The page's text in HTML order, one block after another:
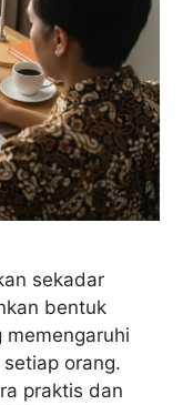
sekadar
bentuk
orang.
praktis dan